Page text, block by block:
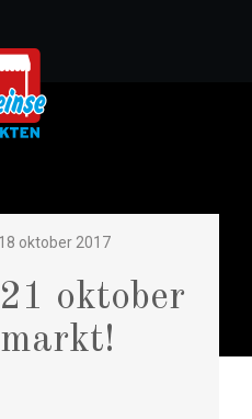
oktober 2017
oktober